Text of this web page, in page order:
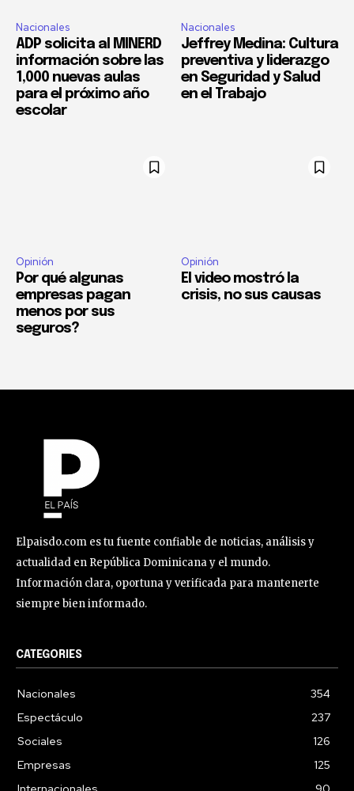
Nacionales
ADP solicita al MINERD
información sobre las
1,000 nuevas aulas
para el próximo año
escolar
Nacionales
Jeffrey Medina: Cultura
preventiva y liderazgo
en Seguridad y Salud
en el Trabajo
Opinión
Por qué algunas
empresas pagan
menos por sus
seguros?
Opinión
El video mostró la
crisis, no sus causas
Elpaisdo.com es tu fuente confiable de noticias, análisis y
actualidad en República Dominicana y el mundo.
Información clara, oportuna y verificada para mantenerte
siempre bien informado.
CATEGORIES
Nacionales
354
Espectáculo
237
Sociales
126
Empresas
125